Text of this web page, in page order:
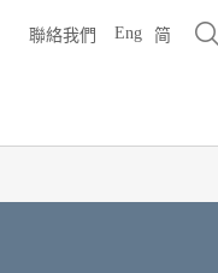
聯絡我們 Eng 简